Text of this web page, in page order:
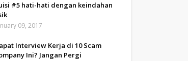
#5 hati-hati dengan keindahan
09, 2017
Interview Kerja di 10 Scam
Ini? Jangan Pergi